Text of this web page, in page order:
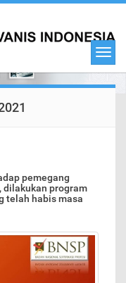
pemegang
dilakukan program
telah habis masa